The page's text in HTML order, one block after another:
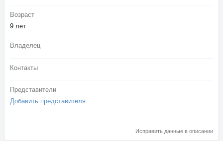
Возраст
9 лет
Владелец
Контакты
Представители
Добавить представителя
Исправить данные в описании